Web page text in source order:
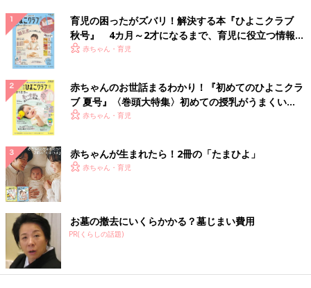
育児の困ったがズバリ！解決する本『ひよこクラブ
秋号』 4カ月～2才になるまで、育児に役立つ情報が
いっぱい！
赤ちゃん・育児
赤ちゃんのお世話まるわかり！『初めてのひよこクラ
ブ 夏号』〈巻頭大特集〉初めての授乳がうまくい
く！ おっぱい・ミルクの基本と夏のトラブル 解決テ
赤ちゃん・育児
赤ちゃんが生まれたら！2冊の「たまひよ」
赤ちゃん・育児
お墓の撤去にいくらかかる？墓じまい費用
PR(くらしの話題)